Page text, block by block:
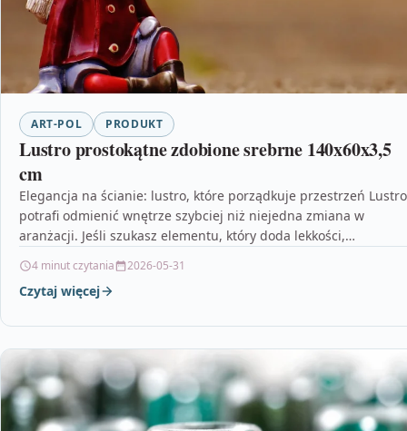
ART-POL PRODUKT
Lustro prostokątne zdobione srebrne 140x60x3,5
cm
Elegancja na ścianie: lustro, które porządkuje przestrzeń Lustro
potrafi odmienić wnętrze szybciej niż niejedna zmiana w
aranżacji. Jeśli szukasz elementu, który doda lekkości,
4 minut czytania 2026-05-31
Czytaj więcej